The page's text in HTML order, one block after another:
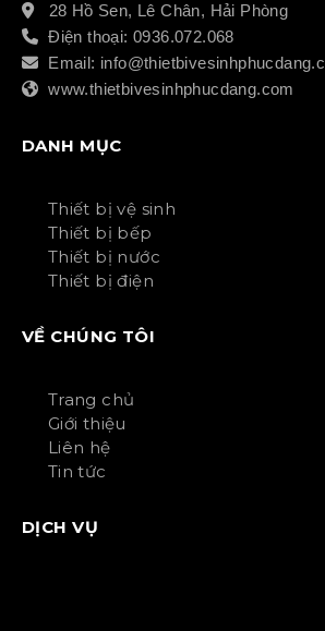
28 Hồ Sen, Lê Chân, Hải Phòng
Điện thoại: 0936.072.068
Email:
www.thietbivesinhphucdang.com
DANH MỤC
Thiết bị vệ sinh
Thiết bị bếp
Thiết bị nước
Thiết bị điện
VỀ CHÚNG TÔI
Trang chủ
Giới thiệu
Liên hệ
Tin tức
DỊCH VỤ